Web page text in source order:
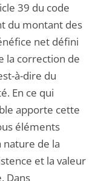
39 du code
du montant des
net défini
la correction de
à-dire du
En ce qui
apporte cette
éléments
de la
et la valeur
Dans